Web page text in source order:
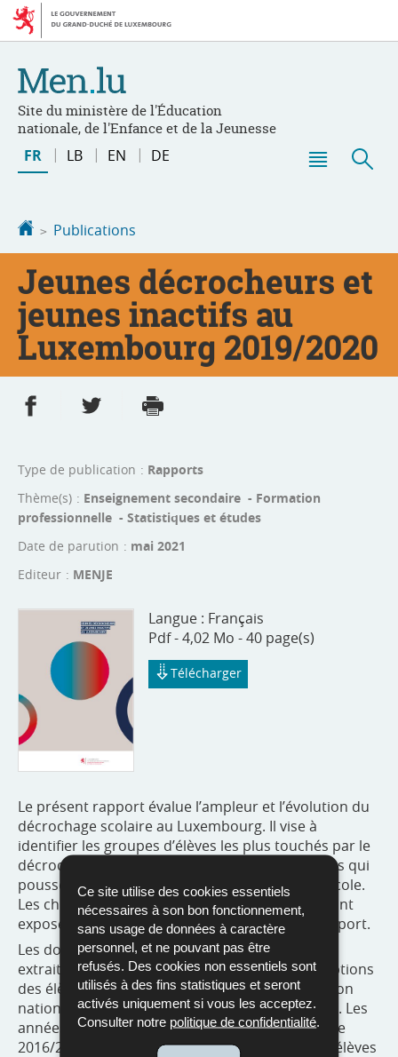
Ce site utilise des cookies essentiels
nécessaires à son bon fonctionnement,
sans usage de données à caractère
personnel, et ne pouvant pas être
refusés. Des cookies non essentiels sont
utilisés à des fins statistiques et seront
activés uniquement si vous les acceptez.
Consulter notre politique de confidentialité
Aller
navigation
Aller
au
Site du ministère de l'Éducation
nationale, de l'Enfance et de la Jeunesse
Changer
de
FR LB EN DE
Accueil
Publications
Jeunes décrocheurs et
jeunes inactifs au
Luxembourg 2019/2020
Partager sur Facebook
Partager sur Twitter
Type de publication
Rapports
Thème(s)
Enseignement secondaire - Formation
professionnelle - Statistiques et études
Date de parution
mai 2021
Editeur
MENJE
Langue : Français
Pdf - 4,02 Mo - 40 page(s)
Télécharger
Le présent rapport évalue l’ampleur et l’évolution du
décrochage scolaire au Luxembourg. Il vise à
identifier les groupes d’élèves les plus touchés par le
décrochage scolaire et à comprendre les raisons qui
poussent un jeune à quitter prématurément l’école.
Les chiffres sur le décrochage et ses motifs seront
exposés dans la première partie du présent rapport.
Les données utilisées dans ce rapport ont été
extraites des registres administratifs des inscriptions
des élèves disponibles au ministère de l’Éducation
nationale, de l’Enfance et de la Jeunesse (MENJE). Les
années scolaires prises en considération vont de
2016/2017 à 2019/2020 et tiennent compte des élèves